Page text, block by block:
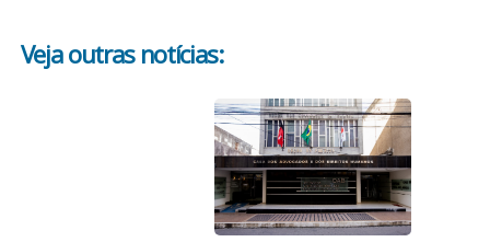
Veja outras notícias: